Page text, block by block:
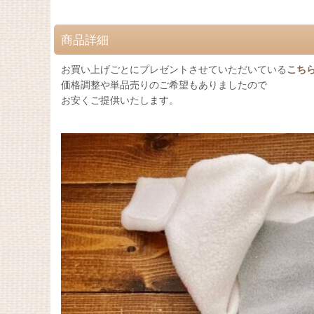
商品詳細
お買い上げごとにプレゼントさせていただいているこち
価格調整や単品売りのご希望もありましたので
お安くご提供いたします。